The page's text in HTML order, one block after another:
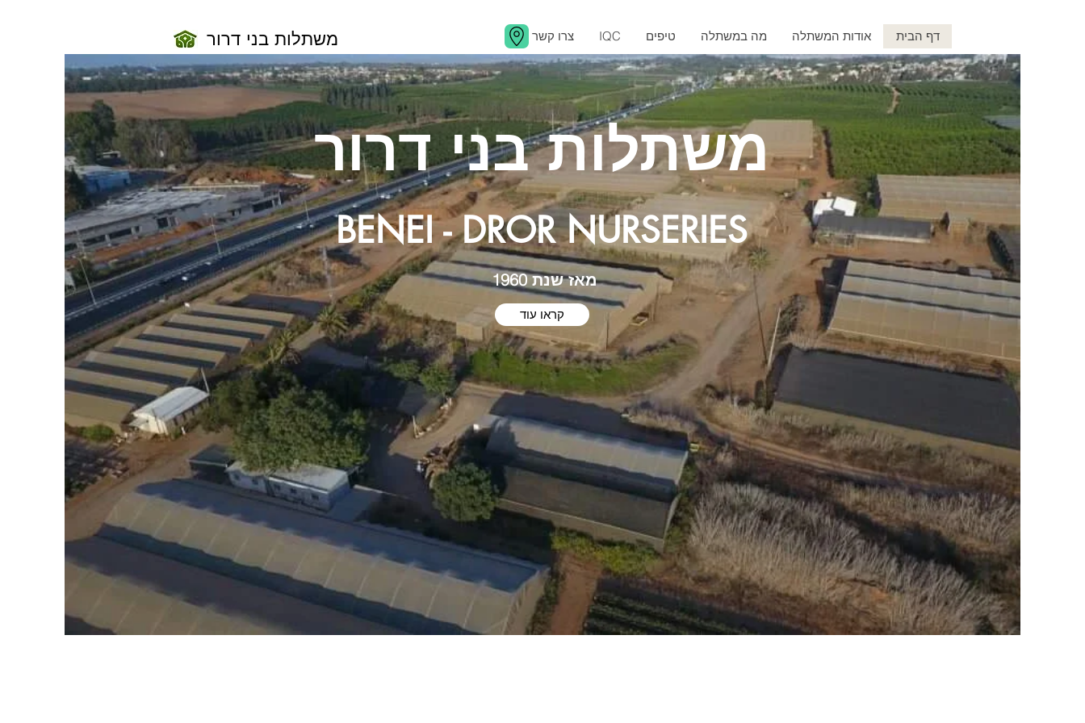
משתלות בני דרור דף הבית אודות המשתלה מה במשתלה טיפים IQC צרו קשר
משתלות בני דרור
BENEI - DROR NURSERIES
מאז שנת 1960
קראו עוד